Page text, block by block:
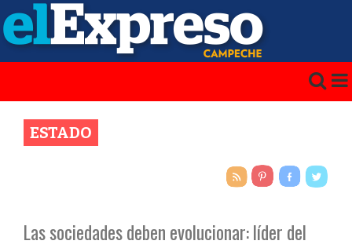
ESTADO
Las sociedades deben evolucionar: líder del